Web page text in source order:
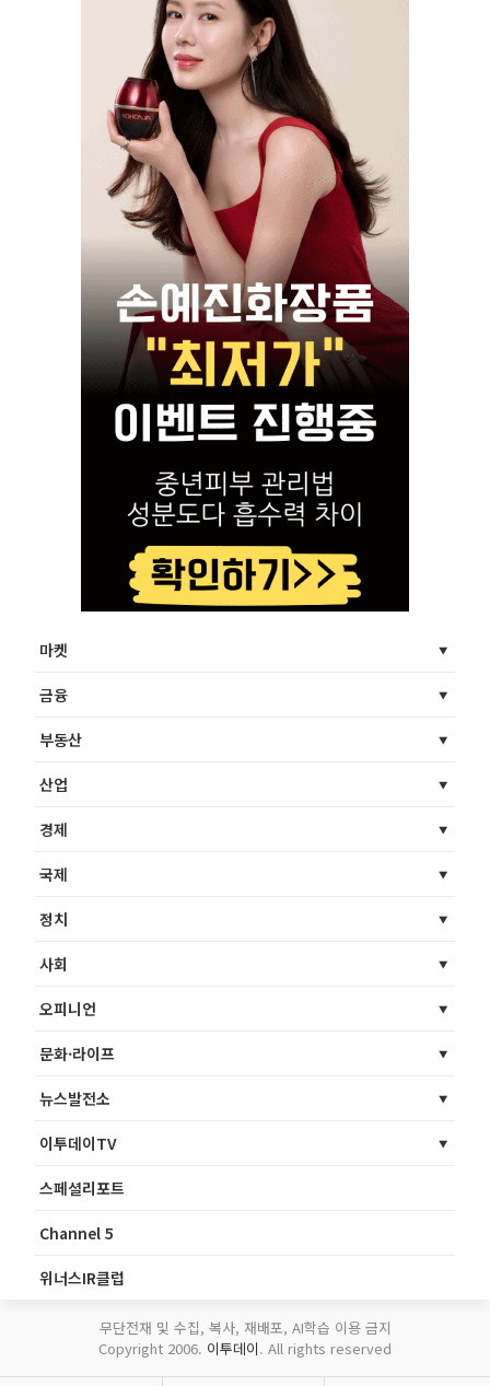
마켓
금융
부동산
산업
경제
국제
정치
사회
오피니언
문화·라이프
뉴스발전소
이투데이TV
스페셜리포트
Channel 5
위너스IR클럽
무단전재 및 수집, 복사, 재배포, AI학습 이용 금지
Copyright 2006. 이투데이. All rights reserved